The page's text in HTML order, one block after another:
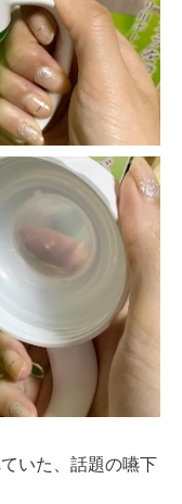
いた、話題の嚥下